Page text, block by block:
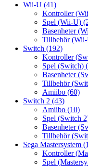
Wii-U (41)
Kontroller
Spel (Wii-U)
Basenheter
Tillbehör
Switch (192)
Kontroller
Spel (Switch)
Basenheter
Tillbehör
Amiibo (60)
Switch 2 (43)
Amiibo (10)
Spel (Switch
Basenheter
Tillbehör
Sega Mastersystem
Kontroller
Spel